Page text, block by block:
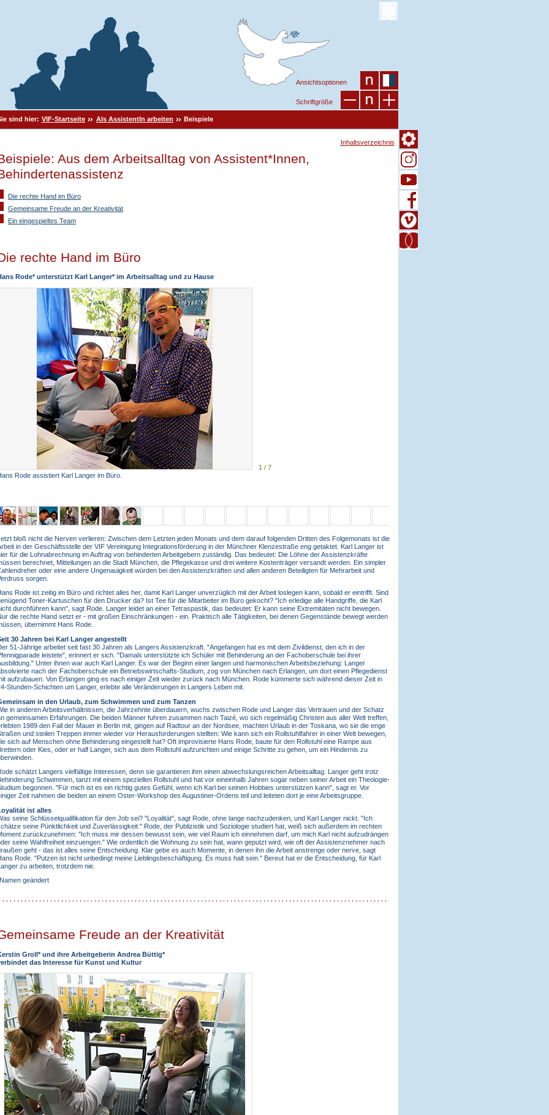
Ansichtsoptionen
Schriftgröße
sind hier: VIF-Startseite Als AssistentIn arbeiten Beispiele
Inhaltsverzeichnis
Aus dem Arbeitsalltag von Assistent*Innen,
Die rechte Hand im Büro
Gemeinsame Freude an der Kreativität
Ein eingespieltes Team
rechte Hand im Büro
Rode* unterstützt Karl Langer* im Arbeitsalltag und zu Hause
1 / 7
Rode assistiert Karl Langer im Büro.
bloß nicht die Nerven verlieren: Zwischen dem Letzten jeden Monats und dem darauf folgenden Dritten des Folgemonats ist die
in der Geschäftsstelle der VIF Vereinigung Integrationsförderung in der Münchner Klenzestraße eng getaktet. Karl Langer ist
für die Lohnabrechnung im Auftrag von behinderten Arbeitgebern zuständig. Das bedeutet: Die Löhne der Assistenzkräfte
berechnet, Mitteilungen an die Stadt München, die Pflegekasse und drei weitere Kostenträger versandt werden. Ein simpler
oder eine andere Ungenauigkeit würden bei den Assistenzkräften und allen anderen Beteiligten für Mehrarbeit und
sorgen.
Rode ist zeitig im Büro und richtet alles her, damit Karl Langer unverzüglich mit der Arbeit loslegen kann, sobald er eintrifft. Sind
Toner-Kartuschen für den Drucker da? Ist Tee für die Mitarbeiter im Büro gekocht? "Ich erledige alle Handgriffe, die Karl
durchführen kann", sagt Rode. Langer leidet an einer Tetraspastik, das bedeutet: Er kann seine Extremitäten nicht bewegen.
die rechte Hand setzt er - mit großen Einschränkungen - ein. Praktisch alle Tätigkeiten, bei denen Gegenstände bewegt werden
übernimmt Hans Rode.
30 Jahren bei Karl Langer angestellt
51-Jährige arbeitet seit fast 30 Jahren als Langers Assistenzkraft. "Angefangen hat es mit dem Zivildienst, den ich in der
leistete", erinnert er sich. "Damals unterstützte ich Schüler mit Behinderung an der Fachoberschule bei ihrer
Unter ihnen war auch Karl Langer. Es war der Beginn einer langen und harmonischen Arbeitsbeziehung: Langer
nach der Fachoberschule ein Betriebswirtschafts-Studium, zog von München nach Erlangen, um dort einen Pflegedienst
aufzubauen. Von Erlangen ging es nach einiger Zeit wieder zurück nach München. Rode kümmerte sich während dieser Zeit in
Stunden-Schichten um Langer, erlebte alle Veränderungen in Langers Leben mit.
in den Urlaub, zum Schwimmen und zum Tanzen
in anderen Arbeitsverhältnissen, die Jahrzehnte überdauern, wuchs zwischen Rode und Langer das Vertrauen und der Schatz
gemeinsamen Erfahrungen. Die beiden Männer fuhren zusammen nach Taizé, wo sich regelmäßig Christen aus aller Welt treffen,
1989 den Fall der Mauer in Berlin mit, gingen auf Radtour an der Nordsee, machten Urlaub in der Toskana, wo sie die enge
und steilen Treppen immer wieder vor Herausforderungen stellten: Wie kann sich ein Rollstuhlfahrer in einer Welt bewegen,
sich auf Menschen ohne Behinderung eingestellt hat? Oft improvisierte Hans Rode, baute für den Rollstuhl eine Rampe aus
oder Kies, oder er half Langer, sich aus dem Rollstuhl aufzurichten und einige Schritte zu gehen, um ein Hindernis zu
schätzt Langers vielfältige Interessen, denn sie garantieren ihm einen abwechslungsreichen Arbeitsalltag. Langer geht trotz
Schwimmen, tanzt mit einem speziellen Rollstuhl und hat vor eineinhalb Jahren sogar neben seiner Arbeit ein Theologie-
begonnen. "Für mich ist es ein richtig gutes Gefühl, wenn ich Karl bei seinen Hobbies unterstützen kann", sagt er. Vor
Zeit nahmen die beiden an einem Oster-Workshop des Augustiner-Ordens teil und leiteten dort je eine Arbeitsgruppe.
ist alles
seine Schlüsselqualifikation für den Job sei? "Loyalität", sagt Rode, ohne lange nachzudenken, und Karl Langer nickt. "Ich
seine Pünktlichkeit und Zuverlässigkeit." Rode, der Publizistik und Soziologie studiert hat, weiß sich außerdem im rechten
zurückzunehmen: "Ich muss mir dessen bewusst sein, wie viel Raum ich einnehmen darf, um mich Karl nicht aufzudrängen
seine Wahlfreiheit einzuengen." Wie ordentlich die Wohnung zu sein hat, wann geputzt wird, wie oft der Assistenznehmer nach
geht - das ist alles seine Entscheidung. Klar gebe es auch Momente, in denen ihn die Arbeit anstrenge oder nerve, sagt
Rode. "Putzen ist nicht unbedingt meine Lieblingsbeschäftigung. Es muss halt sein." Bereut hat er die Entscheidung, für Karl
zu arbeiten, trotzdem nie.
geändert
Freude an der Kreativität
Groll* und ihre Arbeitgeberin Andrea Büttig*
das Interesse für Kunst und Kultur